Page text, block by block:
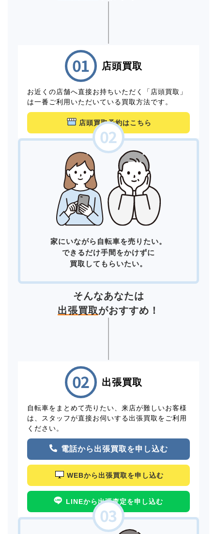
店頭買取
お近くの店舗へ直接お持ちいただく「店頭買取」
は一番ご利用いただいている買取方法です。
店頭買取予約はこちら
家にいながら自転車を売りたい。
できるだけ手間をかけずに
買取してもらいたい。
そんなあなたは
出張買取がおすすめ！
出張買取
自転車をまとめて売りたい、来店が難しいお客様
は、スタッフが直接お伺いする出張買取をご利用
ください。
電話から出張買取を申し込む
WEBから出張買取を申し込む
LINEから出張査定を申し込む